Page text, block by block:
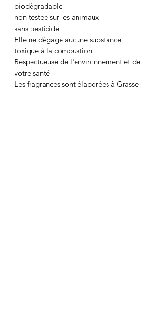
biodégradable
non testée sur les animaux
sans pesticide
Elle ne dégage aucune substance
toxique à la combustion
Respectueuse de l'environnement et de
votre santé
Les fragrances sont élaborées à Grasse